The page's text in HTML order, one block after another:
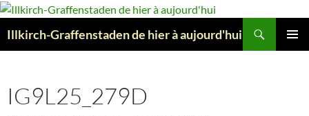
Aller
contenu
Illkirch-Graffenstaden de hier à aujourd'hui
IG9L25_279D